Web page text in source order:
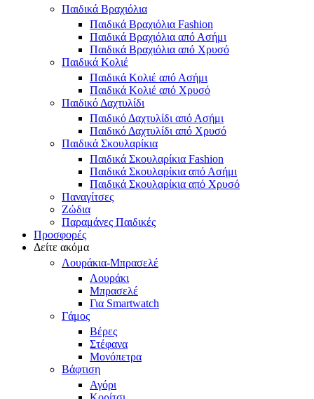
Παιδικά Βραχιόλια
Παιδικά Βραχιόλια Fashion
Παιδικά Βραχιόλια από Ασήμι
Παιδικά Βραχιόλια από Χρυσό
Παιδικά Κολιέ
Παιδικά Κολιέ από Ασήμι
Παιδικά Κολιέ από Χρυσό
Παιδικό Δαχτυλίδι
Παιδικό Δαχτυλίδι από Ασήμι
Παιδικό Δαχτυλίδι από Χρυσό
Παιδικά Σκουλαρίκια
Παιδικά Σκουλαρίκια Fashion
Παιδικά Σκουλαρίκια από Ασήμι
Παιδικά Σκουλαρίκια από Χρυσό
Παναγίτσες
Ζώδια
Παραμάνες Παιδικές
Προσφορές
Δείτε ακόμα
Λουράκια-Μπρασελέ
Λουράκι
Μπρασελέ
Για Smartwatch
Γάμος
Βέρες
Στέφανα
Μονόπετρα
Βάφτιση
Αγόρι